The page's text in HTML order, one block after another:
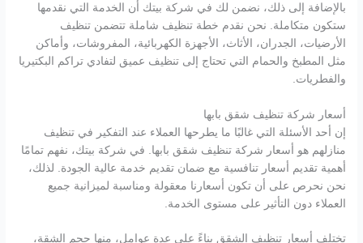
بالإضافة إلى ذلك، نضمن لك في شركة بيتك أن الخدمة التي نقدمها
ستكون متكاملة. نحن نقدم خطة تنظيف شاملة تتضمن تنظيف
الأرضيات، الجدران، الأثاث، الأجهزة الكهربائية، المفروشات، وأماكن
مثل المطبخ والحمام التي تحتاج إلى تنظيف عميق لتفادي تراكم البكتيريا
والفطريات.
أسعار شركة تنظيف شقق بابها
إن أحد الأسئلة التي غالبًا ما يطرحها العملاء عند التفكير في تنظيف
منازلهم هو أسعار شركة تنظيف شقق بابها. في شركة بيتك، نفهم تمامًا
أهمية تقديم أسعار تنافسية مع ضمان تقديم خدمة عالية الجودة. لذلك،
نحن نحرص على أن تكون أسعارنا معقولة ومناسبة لميزانية جميع
العملاء دون التأثير على مستوى الخدمة.
تختلف أسعار تنظيف الشقق بناءً على عدة عوامل، منها حجم الشقة،